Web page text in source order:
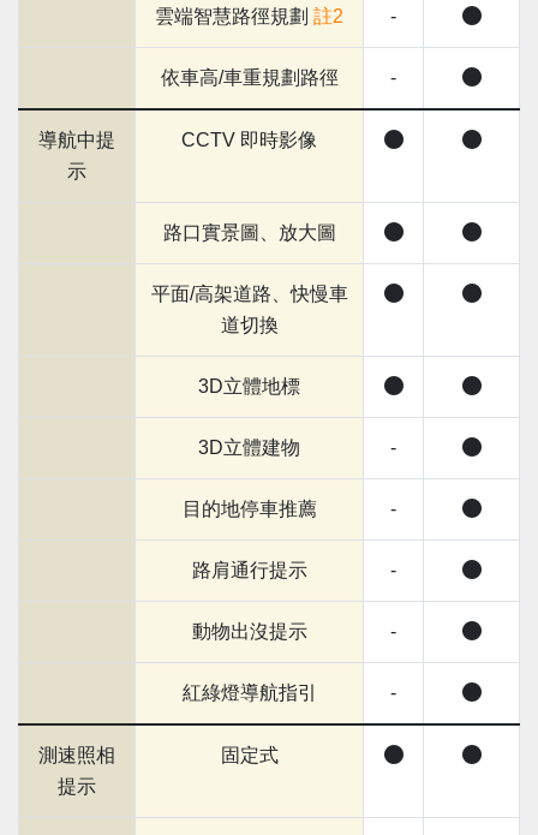
雲端智慧路徑規劃 註2 -
依車高/車重規劃路徑 -
導航中提
示
CCTV 即時影像
路口實景圖、放大圖
平面/高架道路、快慢車
道切換
3D立體地標
3D立體建物 -
目的地停車推薦 -
路肩通行提示 -
動物出沒提示 -
紅綠燈導航指引 -
測速照相
提示
固定式